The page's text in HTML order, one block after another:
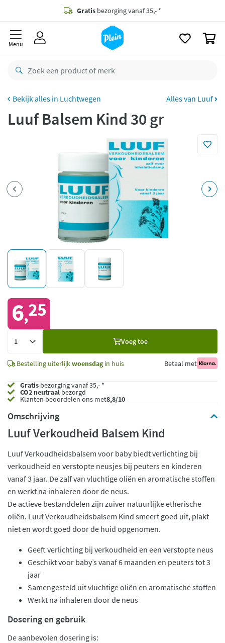
Gratis bezorging vanaf 35,- *
besteld,maandag
retourneren
Betaal met Klarna
Menu
Luchtwegen Alles van Luuf
Luuf Balsem Kind 30 gr
6,25
Voeg toe
Bestelling uiterlijkwoensdagin huis Betaal met
Gratis bezorging vanaf 35,- *
CO2 neutraalbezorgd
Klanten beoordelen ons met8,8/10
Omschrijving
Luuf Verkoudheid Balsem Kind
Luuf Verkoudheidsbalsem voor baby biedt verlichting bij
verkoudheid en verstopte neusjes bij peuters en kinderen
vanaf 3 jaar. De zalf van vluchtige oliën en aromatische stoffen
en werkt na inhaleren door de neus.
De actieve bestanddelen zijn zuiver natuurlijke etherische
oliën. Luuf Verkoudheidsbalsem Kind smeert goed uit, plakt
niet en wordt goed door de huid opgenomen.
Geeft verlichting bij verkoudheid en een verstopte neus
Geschikt voor baby’s vanaf 6 maanden en peuters tot 3
jaar
Samengesteld uit vluchtige oliën en aromatische stoffen
Werkt na inhaleren door de neus
Dosering en gebruik
De aanbevolen dosering is: